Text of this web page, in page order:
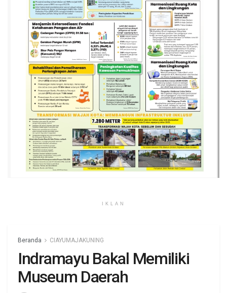
IKLAN
Beranda CIAYUMAJAKUNING
Indramayu Bakal Memiliki
Museum Daerah